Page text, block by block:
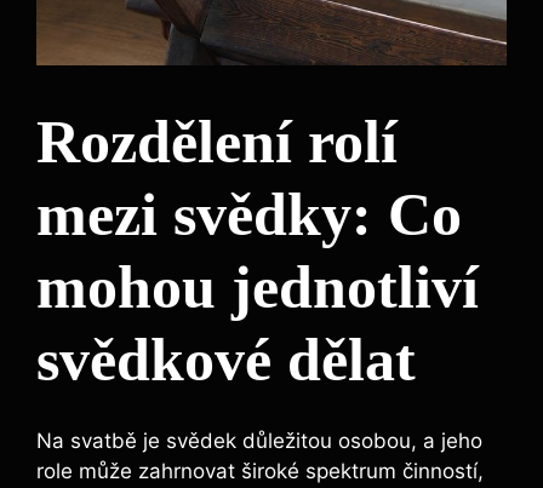
Rozdělení rolí
mezi svědky: Co
mohou jednotliví
svědkové dělat
Na svatbě je svědek důležitou osobou, a jeho
role může zahrnovat široké spektrum činností,